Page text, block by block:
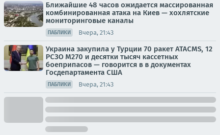
Ближайшие 48 часов ожидается массированная
комбинированная атака на Киев — хохлятские
мониторинговые каналы
ПАБЛИКИ Вчера, 21:43
Украина закупила у Турции 70 ракет ATACMS, 12
РСЗО M270 и десятки тысяч кассетных
боеприпасов — говорится в в документах
Госдепартамента США
ПАБЛИКИ Вчера, 21:43